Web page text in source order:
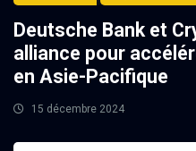
Deutsche Bank et
alliance pour
en Asie-Pacifique
15 décembre 2024